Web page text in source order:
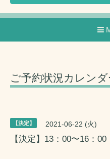
ご予約状況カレンダ
【決定】 2021-06-22 (火)
【決定】13：00〜16：00